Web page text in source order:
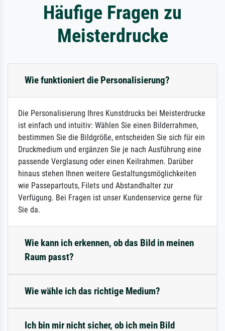
Häufige Fragen zu
Meisterdrucke
Wie funktioniert die Personalisierung?
Die Personalisierung Ihres Kunstdrucks bei Meisterdrucke
ist einfach und intuitiv: Wählen Sie einen Bilderrahmen,
bestimmen Sie die Bildgröße, entscheiden Sie sich für ein
Druckmedium und ergänzen Sie je nach Ausführung eine
passende Verglasung oder einen Keilrahmen. Darüber
hinaus stehen Ihnen weitere Gestaltungsmöglichkeiten
wie Passepartouts, Filets und Abstandhalter zur
Verfügung. Bei Fragen ist unser Kundenservice gerne für
Sie da.
Wie kann ich erkennen, ob das Bild in meinen
Raum passt?
Wie wähle ich das richtige Medium?
Ich bin mir nicht sicher, ob ich mein Bild